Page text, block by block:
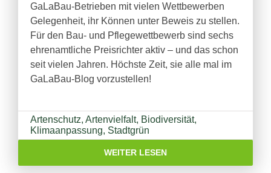
GaLaBau-Betrieben mit vielen Wettbewerben
Gelegenheit, ihr Können unter Beweis zu stellen.
Für den Bau- und Pflegewettbewerb sind sechs
ehrenamtliche Preisrichter aktiv – und das schon
seit vielen Jahren. Höchste Zeit, sie alle mal im
GaLaBau-Blog vorzustellen!
Artenschutz, Artenvielfalt, Biodiversität,
Klimaanpassung, Stadtgrün
WEITER LESEN